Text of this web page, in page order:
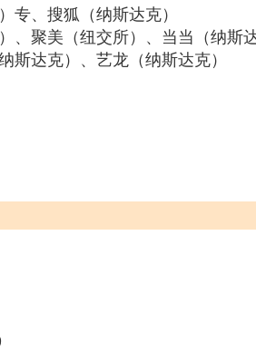
专、搜狐（纳斯达克）
聚美（纽交所）、当当（纳斯
达克）、艺龙（纳斯达克）